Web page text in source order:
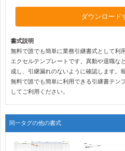
ダウンロード
書式説明
無料で誰でも簡単に業務引継書式として利
エクセルテンプレートです。異動や退職な
成し、引継漏れのないように確認します。
無料で誰でも簡単に利用できる引継書テン
してご利用ください。
同一タグの他の書式